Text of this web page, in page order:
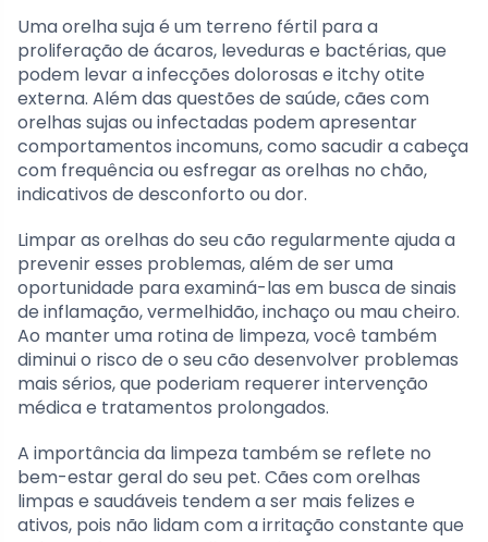
Uma orelha suja é um terreno fértil para a
proliferação de ácaros, leveduras e bactérias, que
podem levar a infecções dolorosas e itchy otite
externa. Além das questões de saúde, cães com
orelhas sujas ou infectadas podem apresentar
comportamentos incomuns, como sacudir a cabeça
com frequência ou esfregar as orelhas no chão,
indicativos de desconforto ou dor.
Limpar as orelhas do seu cão regularmente ajuda a
prevenir esses problemas, além de ser uma
oportunidade para examiná-las em busca de sinais
de inflamação, vermelhidão, inchaço ou mau cheiro.
Ao manter uma rotina de limpeza, você também
diminui o risco de o seu cão desenvolver problemas
mais sérios, que poderiam requerer intervenção
médica e tratamentos prolongados.
A importância da limpeza também se reflete no
bem-estar geral do seu pet. Cães com orelhas
limpas e saudáveis tendem a ser mais felizes e
ativos, pois não lidam com a irritação constante que